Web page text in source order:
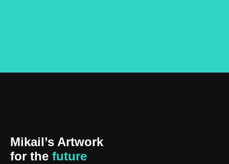
Mikail’s Artwork
for the future